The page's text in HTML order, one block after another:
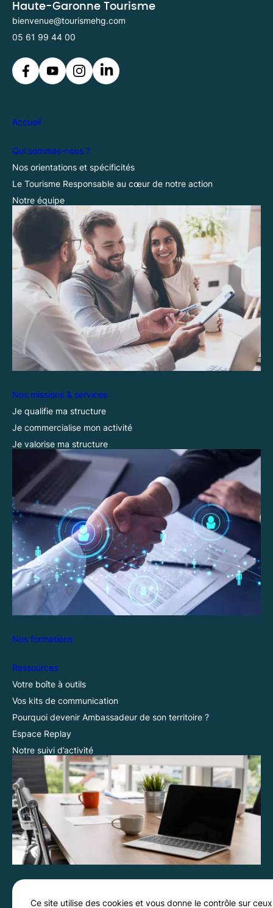
Haute-Garonne Tourisme
bienvenue@tourismehg.com
05 61 99 44 00
Accueil
Qui sommes-nous ?
Nos orientations et spécificités
Le Tourisme Responsable au cœur de notre action
Notre équipe
Nos missions & services
Je qualifie ma structure
Je commercialise mon activité
Je valorise ma structure
Nos formations
Ressources
Votre boîte à outils
Vos kits de communication
Pourquoi devenir Ambassadeur de son territoire ?
Espace Replay
Notre suivi d’activité
Vos demandes
Ce site utilise des cookies et vous donne le contrôle sur ceux